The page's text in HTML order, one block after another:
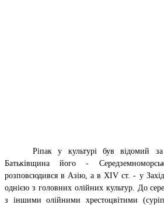
Ріпак у культурі був відомий
Батьківщина його -
розповсюдився в Азію, а в XIV ст. - у
однією з головних олійних культур. До
з іншими олійними хрестоцвітими